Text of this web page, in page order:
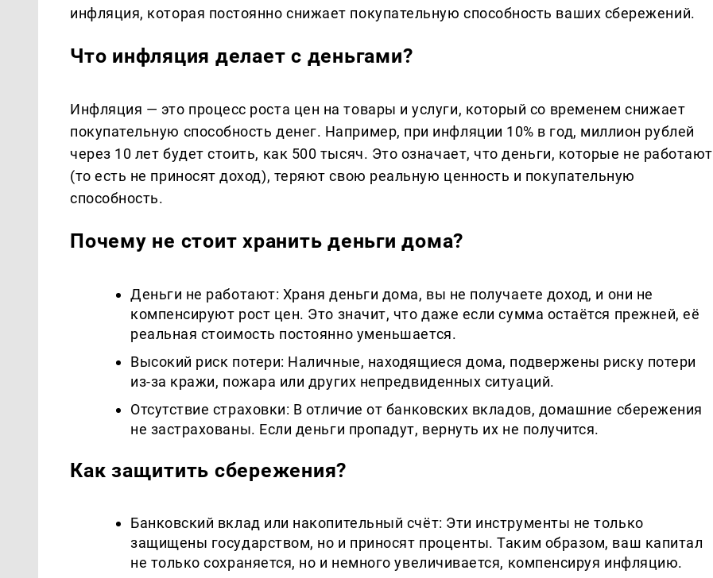
инфляция, которая постоянно снижает покупательную способность ваших сбережений.
Что инфляция делает с деньгами?
Инфляция — это процесс роста цен на товары и услуги, который со временем снижает
покупательную способность денег. Например, при инфляции 10% в год, миллион рублей
через 10 лет будет стоить, как 500 тысяч. Это означает, что деньги, которые не работают
(то есть не приносят доход), теряют свою реальную ценность и покупательную
способность.
Почему не стоит хранить деньги дома?
Деньги не работают: Храня деньги дома, вы не получаете доход, и они не
компенсируют рост цен. Это значит, что даже если сумма остаётся прежней, её
реальная стоимость постоянно уменьшается.
Высокий риск потери: Наличные, находящиеся дома, подвержены риску потери
из-за кражи, пожара или других непредвиденных ситуаций.
Отсутствие страховки: В отличие от банковских вкладов, домашние сбережения
не застрахованы. Если деньги пропадут, вернуть их не получится.
Как защитить сбережения?
Банковский вклад или накопительный счёт: Эти инструменты не только
защищены государством, но и приносят проценты. Таким образом, ваш капитал
не только сохраняется, но и немного увеличивается, компенсируя инфляцию.